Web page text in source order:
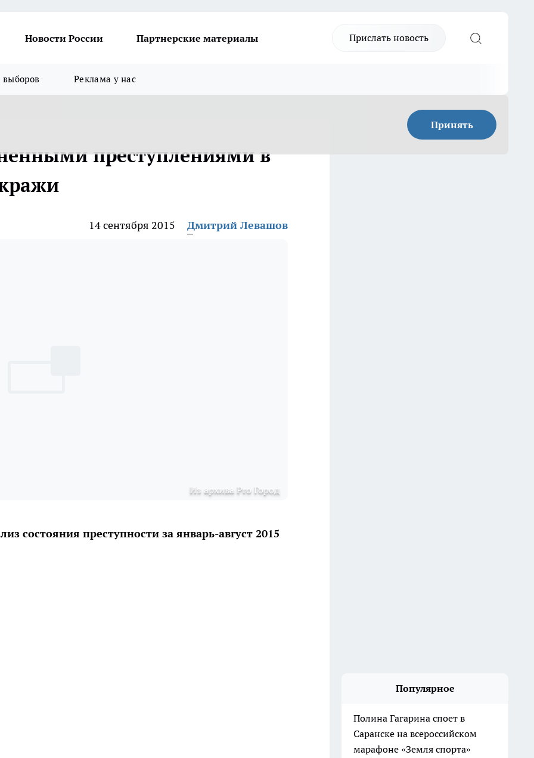
Новости России Партнерские материалы Прислать новость
выборов Реклама у нас
Принять
преступлениями в
14 сентября 2015 Дмитрий Левашов
Из архива Pro Город
состояния преступности за январь-август 2015
Популярное
Полина Гагарина споет в
Саранске на всероссийском
марафоне «Земля спорта»